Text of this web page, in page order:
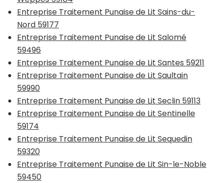
Entreprise Traitement Punaise de Lit Sains-du-
Nord 59177
Entreprise Traitement Punaise de Lit Salomé
59496
Entreprise Traitement Punaise de Lit Santes 59211
Entreprise Traitement Punaise de Lit Saultain
59990
Entreprise Traitement Punaise de Lit Seclin 59113
Entreprise Traitement Punaise de Lit Sentinelle
59174
Entreprise Traitement Punaise de Lit Sequedin
59320
Entreprise Traitement Punaise de Lit Sin-le-Noble
59450